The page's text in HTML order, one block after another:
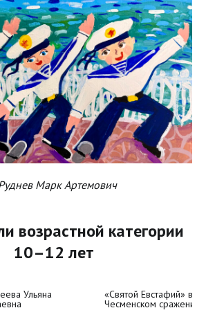
Марк Артемович
возрастной категории
10–12 лет
Ульяна «Святой Евстафий» в
Чесменском сражении